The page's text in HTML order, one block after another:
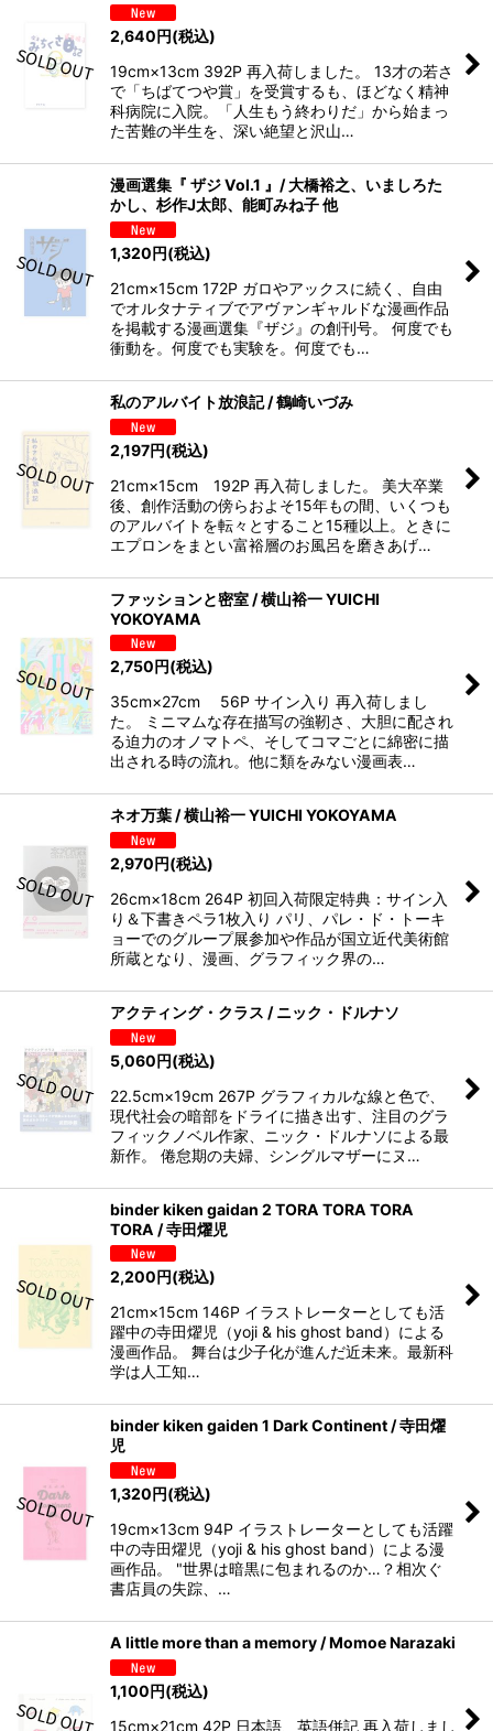
2,640円(税込)
19cm×13cm 392P 再入荷しました。 13才の若さ
で「ちばてつや賞」を受賞するも、ほどなく精神
科病院に入院。「人生もう終わりだ」から始まっ
た苦難の半生を、深い絶望と沢山…
漫画選集『 ザジ Vol.1 』/ 大橋裕之、いましろた
かし、杉作J太郎、能町みね子 他
1,320円(税込)
21cm×15cm 172P ガロやアックスに続く、自由
でオルタナティブでアヴァンギャルドな漫画作品
を掲載する漫画選集『ザジ』の創刊号。 何度でも
衝動を。何度でも実験を。何度でも…
私のアルバイト放浪記 / 鶴崎いづみ
2,197円(税込)
21cm×15cm 192P 再入荷しました。 美大卒業
後、創作活動の傍らおよそ15年もの間、いくつも
のアルバイトを転々とすること15種以上。ときに
エプロンをまとい富裕層のお風呂を磨きあげ…
ファッションと密室 / 横山裕一 YUICHI
YOKOYAMA
2,750円(税込)
35cm×27cm 56P サイン入り 再入荷しまし
た。 ミニマムな存在描写の強靭さ、大胆に配され
る迫力のオノマトペ、そしてコマごとに綿密に描
出される時の流れ。他に類をみない漫画表…
ネオ万葉 / 横山裕一 YUICHI YOKOYAMA
2,970円(税込)
26cm×18cm 264P 初回入荷限定特典：サイン入
り＆下書きペラ1枚入り パリ、パレ・ド・トーキ
ョーでのグループ展参加や作品が国立近代美術館
所蔵となり、漫画、グラフィック界の…
アクティング・クラス / ニック・ドルナソ
5,060円(税込)
22.5cm×19cm 267P グラフィカルな線と色で、
現代社会の暗部をドライに描き出す、注目のグラ
フィックノベル作家、ニック・ドルナソによる最
新作。 倦怠期の夫婦、シングルマザーにヌ…
binder kiken gaidan 2 TORA TORA TORA
TORA / 寺田燿児
2,200円(税込)
21cm×15cm 146P イラストレーターとしても活
躍中の寺田燿児（yoji & his ghost band）による
漫画作品。 舞台は少子化が進んだ近未来。最新科
学は人工知…
binder kiken gaiden 1 Dark Continent / 寺田燿
児
1,320円(税込)
19cm×13cm 94P イラストレーターとしても活躍
中の寺田燿児（yoji & his ghost band）による漫
画作品。 "世界は暗黒に包まれるのか…？相次ぐ
書店員の失踪、…
A little more than a memory / Momoe Narazaki
1,100円(税込)
15cm×21cm 42P 日本語、英語併記 再入荷しまし